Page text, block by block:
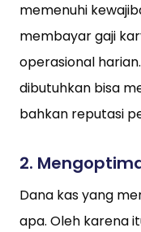
memenuhi
membayar gaji
operasional
dibutuhkan bisa
bahkan reputasi
2.
Dana kas yang
apa. Oleh karena